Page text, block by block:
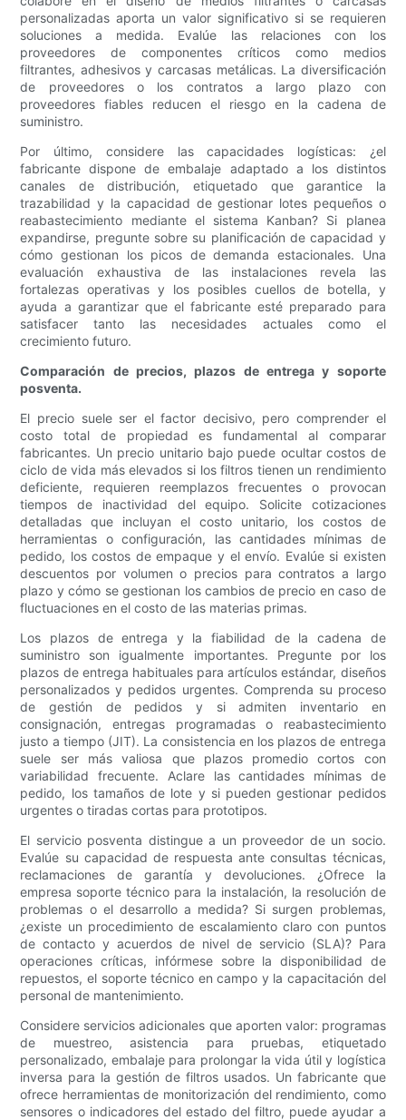
personalizadas aporta un valor significativo si se requieren
soluciones a medida. Evalúe las relaciones con los
proveedores de componentes críticos como medios
filtrantes, adhesivos y carcasas metálicas. La diversificación
de proveedores o los contratos a largo plazo con
proveedores fiables reducen el riesgo en la cadena de
suministro.
Por último, considere las capacidades logísticas: ¿el
fabricante dispone de embalaje adaptado a los distintos
canales de distribución, etiquetado que garantice la
trazabilidad y la capacidad de gestionar lotes pequeños o
reabastecimiento mediante el sistema Kanban? Si planea
expandirse, pregunte sobre su planificación de capacidad y
cómo gestionan los picos de demanda estacionales. Una
evaluación exhaustiva de las instalaciones revela las
fortalezas operativas y los posibles cuellos de botella, y
ayuda a garantizar que el fabricante esté preparado para
satisfacer tanto las necesidades actuales como el
crecimiento futuro.
Comparación de precios, plazos de entrega y soporte
posventa.
El precio suele ser el factor decisivo, pero comprender el
costo total de propiedad es fundamental al comparar
fabricantes. Un precio unitario bajo puede ocultar costos de
ciclo de vida más elevados si los filtros tienen un rendimiento
deficiente, requieren reemplazos frecuentes o provocan
tiempos de inactividad del equipo. Solicite cotizaciones
detalladas que incluyan el costo unitario, los costos de
herramientas o configuración, las cantidades mínimas de
pedido, los costos de empaque y el envío. Evalúe si existen
descuentos por volumen o precios para contratos a largo
plazo y cómo se gestionan los cambios de precio en caso de
fluctuaciones en el costo de las materias primas.
Los plazos de entrega y la fiabilidad de la cadena de
suministro son igualmente importantes. Pregunte por los
plazos de entrega habituales para artículos estándar, diseños
personalizados y pedidos urgentes. Comprenda su proceso
de gestión de pedidos y si admiten inventario en
consignación, entregas programadas o reabastecimiento
justo a tiempo (JIT). La consistencia en los plazos de entrega
suele ser más valiosa que plazos promedio cortos con
variabilidad frecuente. Aclare las cantidades mínimas de
pedido, los tamaños de lote y si pueden gestionar pedidos
urgentes o tiradas cortas para prototipos.
El servicio posventa distingue a un proveedor de un socio.
Evalúe su capacidad de respuesta ante consultas técnicas,
reclamaciones de garantía y devoluciones. ¿Ofrece la
empresa soporte técnico para la instalación, la resolución de
problemas o el desarrollo a medida? Si surgen problemas,
¿existe un procedimiento de escalamiento claro con puntos
de contacto y acuerdos de nivel de servicio (SLA)? Para
operaciones críticas, infórmese sobre la disponibilidad de
repuestos, el soporte técnico en campo y la capacitación del
personal de mantenimiento.
Considere servicios adicionales que aporten valor: programas
de muestreo, asistencia para pruebas, etiquetado
personalizado, embalaje para prolongar la vida útil y logística
inversa para la gestión de filtros usados. Un fabricante que
ofrece herramientas de monitorización del rendimiento, como
sensores o indicadores del estado del filtro, puede ayudar a